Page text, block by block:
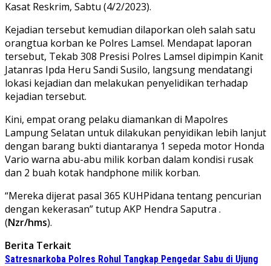
Kasat Reskrim, Sabtu (4/2/2023).
Kejadian tersebut kemudian dilaporkan oleh salah satu
orangtua korban ke Polres Lamsel. Mendapat laporan
tersebut, Tekab 308 Presisi Polres Lamsel dipimpin Kanit
Jatanras Ipda Heru Sandi Susilo, langsung mendatangi
lokasi kejadian dan melakukan penyelidikan terhadap
kejadian tersebut.
Kini, empat orang pelaku diamankan di Mapolres
Lampung Selatan untuk dilakukan penyidikan lebih lanjut
dengan barang bukti diantaranya 1 sepeda motor Honda
Vario warna abu-abu milik korban dalam kondisi rusak
dan 2 buah kotak handphone milik korban.
“Mereka dijerat pasal 365 KUHPidana tentang pencurian
dengan kekerasan” tutup AKP Hendra Saputra .
(Nzr/hms).
Berita Terkait
Satresnarkoba Polres Rohul Tangkap Pengedar Sabu di Ujung